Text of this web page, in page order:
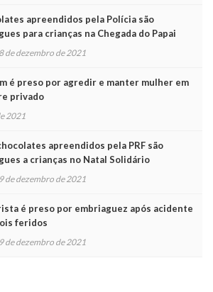
apreendidos pela Polícia são
para crianças na Chegada do Papai
de dezembro de 2021
é preso por agredir e manter mulher em
privado
2021
apreendidos pela PRF são
a crianças no Natal Solidário
de dezembro de 2021
é preso por embriaguez após acidente
feridos
de dezembro de 2021